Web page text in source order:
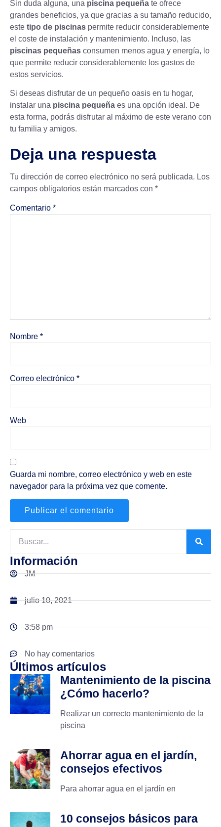
Sin duda alguna, una piscina pequeña te ofrece
grandes beneficios, ya que gracias a su tamaño reducido,
este tipo de piscinas permite reducir considerablemente
el coste de instalación y mantenimiento. Incluso, las
piscinas pequeñas consumen menos agua y energía, lo
que permite reducir considerablemente los gastos de
estos servicios.
Si deseas disfrutar de un pequeño oasis en tu hogar,
instalar una piscina pequeña es una opción ideal. De
esta forma, podrás disfrutar al máximo de este verano con
tu familia y amigos.
Deja una respuesta
Tu dirección de correo electrónico no será publicada. Los
campos obligatorios están marcados con *
Comentario *
Nombre *
Correo electrónico *
Web
Guarda mi nombre, correo electrónico y web en este
navegador para la próxima vez que comente.
Información
JM
julio 10, 2021
3:58 pm
No hay comentarios
Últimos artículos
Mantenimiento de la piscina
¿Cómo hacerlo?
Realizar un correcto mantenimiento de la
piscina
Ahorrar agua en el jardín,
consejos efectivos
Para ahorrar agua en el jardín en
10 consejos básicos para